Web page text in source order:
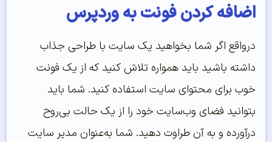
اضافه کردن فونت به وردپرس
درواقع اگر شما بخواهید یک سایت با طراحی جذاب
داشته باشید باید همواره تلاش کنید که از یک فونت
خوب برای محتوای سایت استفاده کنید. شما باید
بتوانید فضای وب‌سایت خود را از یک حالت بی‌روح
درآورده و به آن طراوت دهید. شما به‌عنوان مدیر سایت